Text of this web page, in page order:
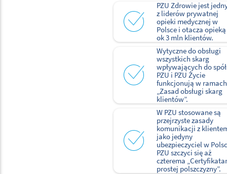
PZU Zdrowie jest
z liderów prywatnej
opieki medycznej w
Polsce i otacza opieką
ok 3 mln klientów.
Wytyczne do obsługi
wszystkich skarg
wpływających do
PZU i PZU Życie
funkcjonują w ramach
„Zasad obsługi skarg
klientów”.
W PZU stosowane są
przejrzyste zasady
komunikacji z
jako jedyny
ubezpieczyciel w
PZU szczyci się aż
czterema
prostej polszczyzny”.